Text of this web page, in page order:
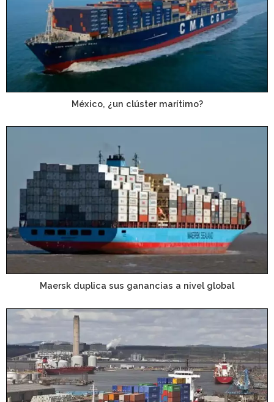
México, ¿un clúster marítimo?
Maersk duplica sus ganancias a nivel global